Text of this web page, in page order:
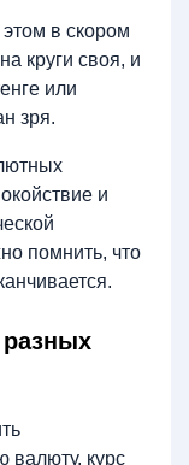
в скором
круги своя, и
или
зря.
и
помнить, что
валюту, курс